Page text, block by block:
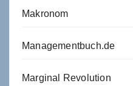
Makronom
Managementbuch.de
Marginal Revolution